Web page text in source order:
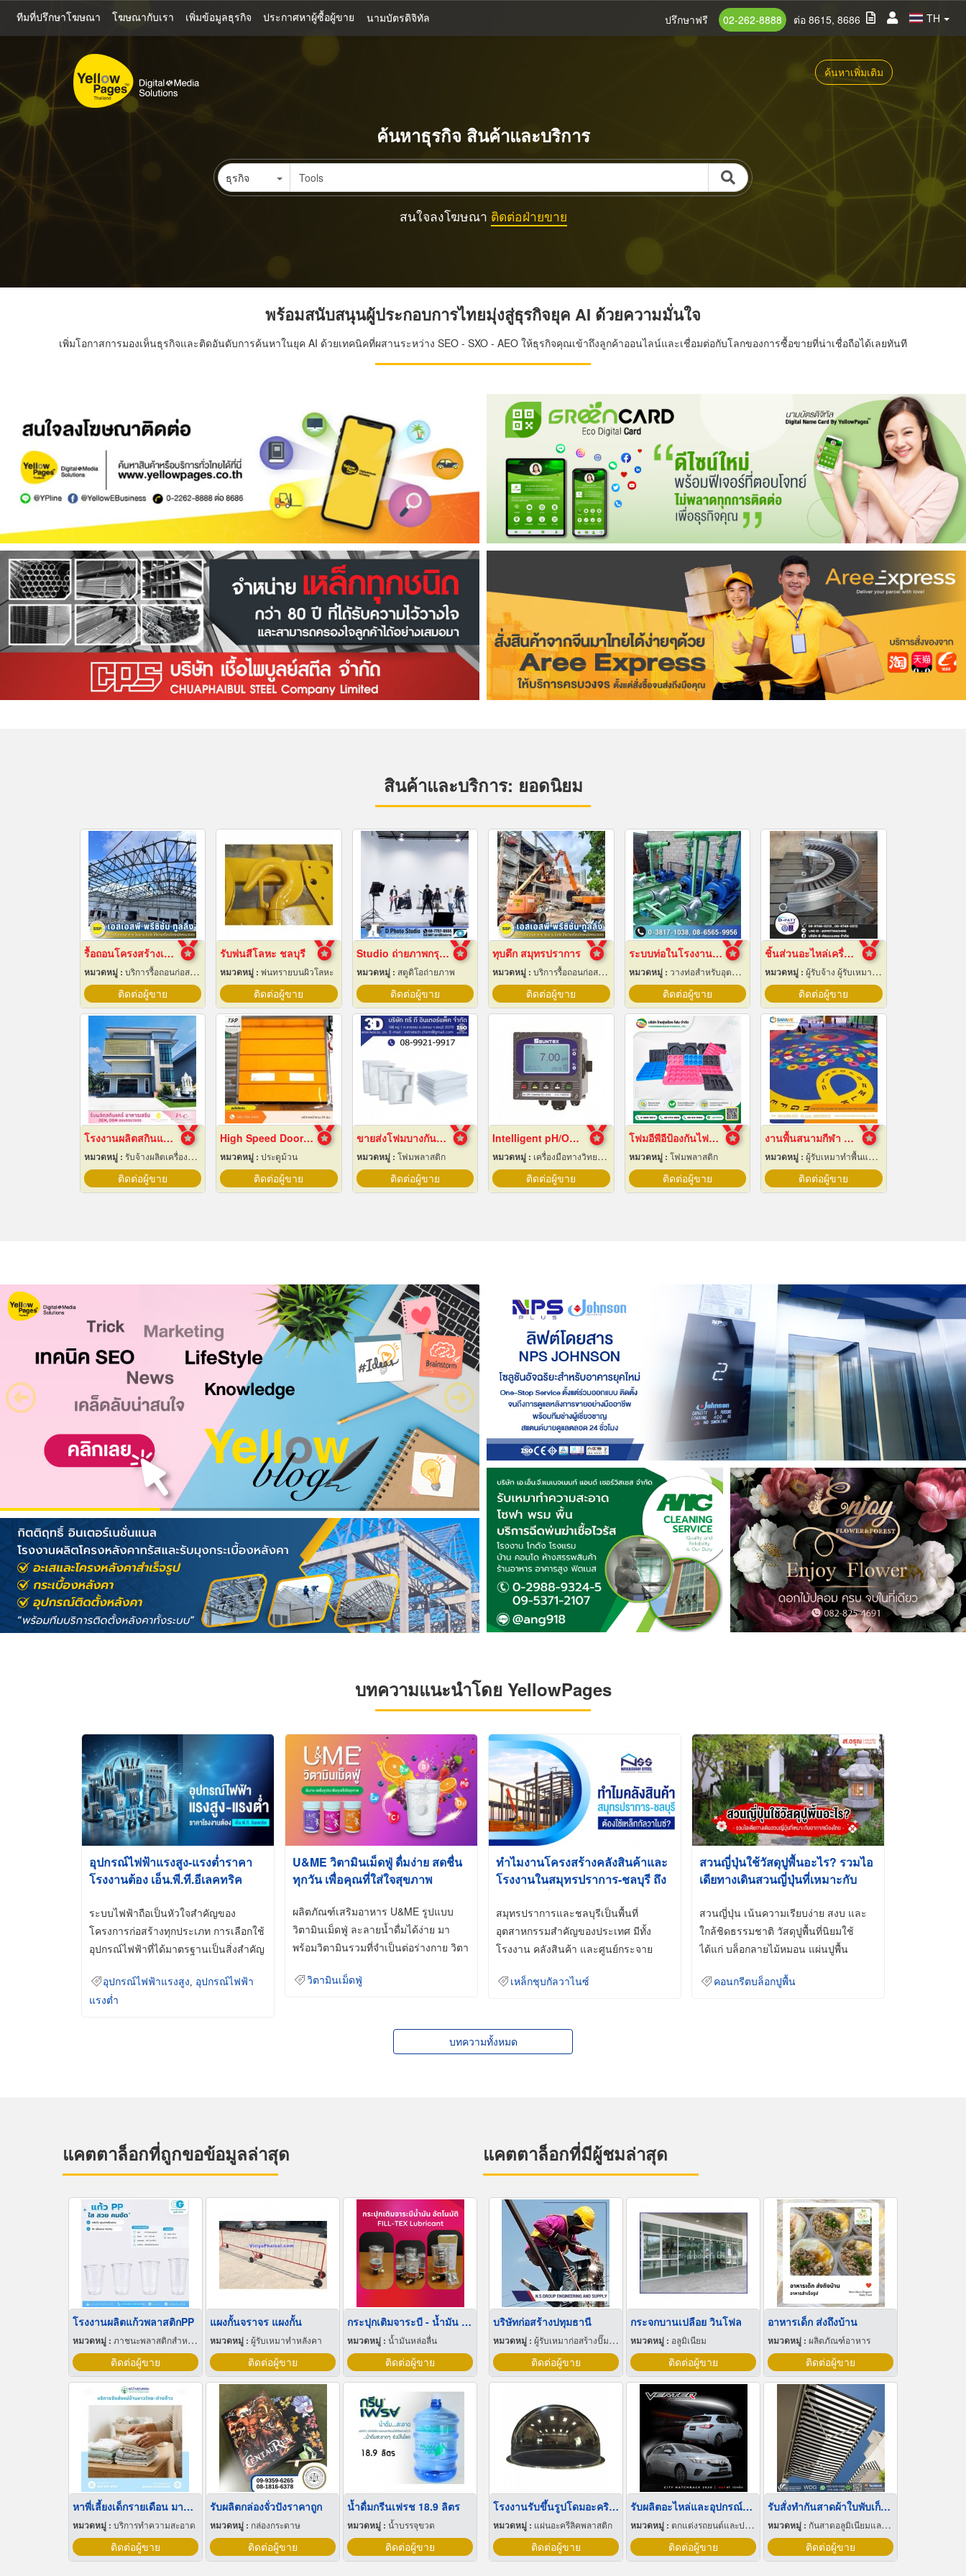
หลัก
ทีมที่ปรึกษาโฆษณา โฆษณากับเรา เพิ่มข้อมูลธุรกิจ ประกาศหาผู้ซื้อผู้ขาย นามบัตรดิจิทัล TH
ปรึกษาฟรี 02-262-8888 ต่อ 8615, 8686
ค้นหาเพิ่มเติม
ค้นหาธุรกิจ สินค้าและบริการ
ธุรกิจ
สนใจลงโฆษณา ติดต่อฝ่ายขาย
พร้อมสนับสนุนผู้ประกอบการไทยมุ่งสู่ธุรกิจยุค AI ด้วยความมั่นใจ
เพิ่มโอกาสการมองเห็นธุรกิจและติดอันดับการค้นหาในยุค AI ด้วยเทคนิคที่ผสานระหว่าง SEO - SXO - AEO ให้ธุรกิจคุณเข้าถึงลูกค้าออนไลน์และเชื่อมต่อกับโลกของการซื้อขายที่น่าเชื่อถือได้เลยทันที
สินค้าและบริการ: ยอดนิยม
รื้อถอนโครงสร้างเหล็ก สมุทรปราการ
หมวดหมู่ : บริการรื้อถอนก่อสร้าง
ติดต่อผู้ขาย
รับพ่นสีโลหะ ชลบุรี
หมวดหมู่ : พ่นทรายบนผิวโลหะ
ติดต่อผู้ขาย
Studio ถ่ายภาพกรุงเทพ
หมวดหมู่ : สตูดิโอถ่ายภาพ
ติดต่อผู้ขาย
ทุบตึก สมุทรปราการ
หมวดหมู่ : บริการรื้อถอนก่อสร้าง
ติดต่อผู้ขาย
ระบบท่อในโรงงานอุตสาหกรรม
หมวดหมู่ : วางท่อสำหรับอุตสาหกรรมท่อ
ติดต่อผู้ขาย
ชิ้นส่วนอะไหล่เครื่องจักรกล
หมวดหมู่ : ผู้รับจ้าง ผู้รับเหมากลึง
ติดต่อผู้ขาย
โรงงานผลิตสกินแคร์ นครปฐม
หมวดหมู่ : รับจ้างผลิตเครื่องสำอาง
ติดต่อผู้ขาย
High Speed Door สมุทรปราการ
หมวดหมู่ : ประตูม้วน
ติดต่อผู้ขาย
ขายส่งโฟมบางกันกระแทก ราคาโรงงาน
หมวดหมู่ : โฟมพลาสติก
ติดต่อผู้ขาย
Intelligent pH/ORP Transmitter PC-3110 Series
หมวดหมู่ : เครื่องมือทางวิทยาศาสตร์
ติดต่อผู้ขาย
โฟมอีพีอีป้องกันไฟฟ้าสถิต
หมวดหมู่ : โฟมพลาสติก
ติดต่อผู้ขาย
งานพื้นสนามกีฬา Play Ground EPDM สนามเด็กเล่น
หมวดหมู่ : ผู้รับเหมาทำพื้นและทางเดิน
ติดต่อผู้ขาย
บทความแนะนำโดย YellowPages
อุปกรณ์ไฟฟ้าแรงสูง-แรงต่ำราคา
โรงงานต้อง เอ็น.พี.ที.อีเลคทริค
ระบบไฟฟ้าถือเป็นหัวใจสำคัญของ
โครงการก่อสร้างทุกประเภท การเลือกใช้
อุปกรณ์ไฟฟ้าที่ได้มาตรฐานเป็นสิ่งสำคัญ
อุปกรณ์ไฟฟ้าแรงสูง
อุปกรณ์ไฟฟ้า
แรงต่ำ
U&ME วิตามินเม็ดฟู่ ดื่มง่าย สดชื่น
ทุกวัน เพื่อคุณที่ใส่ใจสุขภาพ
ผลิตภัณฑ์เสริมอาหาร U&ME รูปแบบ
วิตามินเม็ดฟู่ ละลายน้ำดื่มได้ง่าย มา
พร้อมวิตามินรวมที่จำเป็นต่อร่างกาย วิตา
วิตามินเม็ดฟู่
ทำไมงานโครงสร้างคลังสินค้าและ
โรงงานในสมุทรปราการ-ชลบุรี ถึง
Galvanized)
สมุทรปราการและชลบุรีเป็นพื้นที่
อุตสาหกรรมสำคัญของประเทศ มีทั้ง
โรงงาน คลังสินค้า และศูนย์กระจาย
เหล็กชุบกัลวาไนซ์
สวนญี่ปุ่นใช้วัสดุปูพื้นอะไร? รวมไอ
เดียทางเดินสวนญี่ปุ่นที่เหมาะกับ
สวนญี่ปุ่น เน้นความเรียบง่าย สงบ และ
ใกล้ชิดธรรมชาติ วัสดุปูพื้นที่นิยมใช้
ได้แก่ บล็อกลายไม้หมอน แผ่นปูพื้น
คอนกรีตบล็อกปูพื้น
บทความทั้งหมด
แคตตาล็อกที่ถูกขอข้อมูลล่าสุด
โรงงานผลิตแก้วพลาสติกPP
หมวดหมู่ : ภาชนะพลาสติกสำหรับบรรจุ
ติดต่อผู้ขาย
แผงกั้นจราจร แผงกั้น
หมวดหมู่ : ผู้รับเหมาทำหลังคา
ติดต่อผู้ขาย
กระปุกเติมจาระบี - น้ำมัน อัตโนมัติ
หมวดหมู่ :น้ำมันหล่อลื่น
ติดต่อผู้ขาย
หาพี่เลี้ยงเด็กรายเดือน มารยาทดี
หมวดหมู่ : บริการทำความสะอาด
ติดต่อผู้ขาย
รับผลิตกล่องจั่วปังราคาถูก
หมวดหมู่ : กล่องกระดาษ
ติดต่อผู้ขาย
น้ำดื่มกรีนเฟรช 18.9 ลิตร
หมวดหมู่ :น้ำบรรจุขวด
ติดต่อผู้ขาย
แคตตาล็อกที่มีผู้ชมล่าสุด
บริษัทก่อสร้างปทุมธานี
หมวดหมู่ : ผู้รับเหมาก่อสร้างปั๊มน้ำมัน
ติดต่อผู้ขาย
กระจกบานเปลือย วินโฟล
หมวดหมู่ : อลูมิเนียม
ติดต่อผู้ขาย
อาหารเด็ก ส่งถึงบ้าน
หมวดหมู่ :ผลิตภัณฑ์อาหาร
ติดต่อผู้ขาย
โรงงานรับขึ้นรูปโดมอะคริลิค
หมวดหมู่ : แผ่นอะครีลิคพลาสติก
ติดต่อผู้ขาย
รับผลิตอะไหล่และอุปกรณ์แต่งรถยนต์ OEM
หมวดหมู่ : ตกแต่งรถยนต์และประดับยนต์
ติดต่อผู้ขาย
รับสั่งทำกันสาดผ้าใบพับเก็บได้ ภูเก็ต
หมวดหมู่ : กันสาดอลูมิเนียมและผ้าใบ
ติดต่อผู้ขาย